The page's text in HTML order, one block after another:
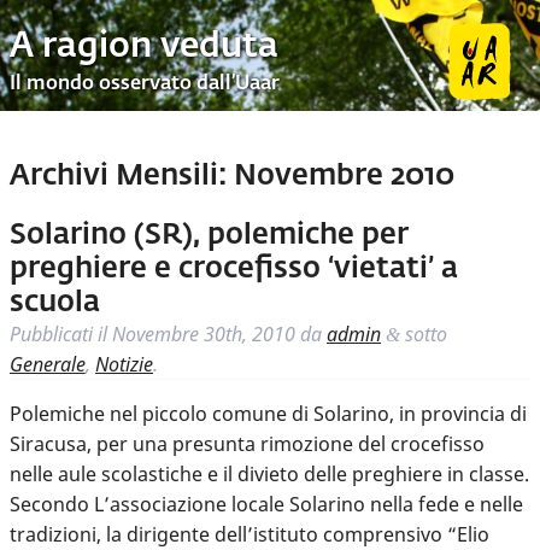
A ragion veduta
Il mondo osservato dall’Uaar
Archivi Mensili: Novembre 2010
Solarino (SR), polemiche per
preghiere e crocefisso ‘vietati’ a
scuola
Pubblicati ilNovembre 30th, 2010 daadmin & sotto
Generale, Notizie.
Polemiche nel piccolo comune di Solarino, in provincia di
Siracusa, per una presunta rimozione del crocefisso
nelle aule scolastiche e il divieto delle preghiere in classe.
Secondo L’associazione locale Solarino nella fede e nelle
tradizioni, la dirigente dell’istituto comprensivo “Elio